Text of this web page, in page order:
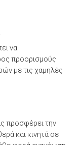
να
προορισμούς
με τις χαμηλές
προσφέρει την
και κινητά σε